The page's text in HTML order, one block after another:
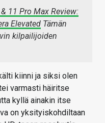
11 Pro Max Review:
Elevated Tämän
kilpailijoiden
kiinni ja siksi olen
varmasti häiritse
kyllä ainakin itse
on yksityiskohdiltaan